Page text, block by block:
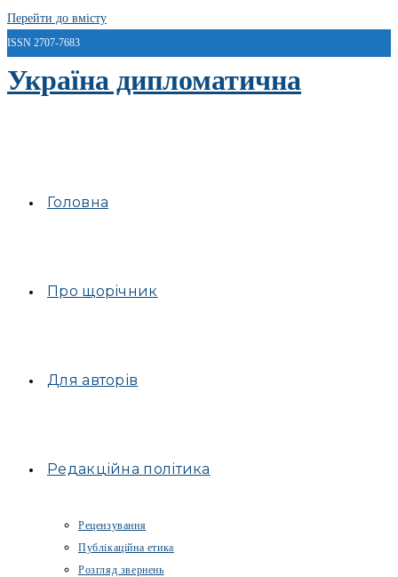
Перейти до вмісту
ISSN 2707-7683
Україна дипломатична
Головна
Про щорічник
Для авторів
Редакційна політика
Рецензування
Публікаційна етика
Розгляд звернень